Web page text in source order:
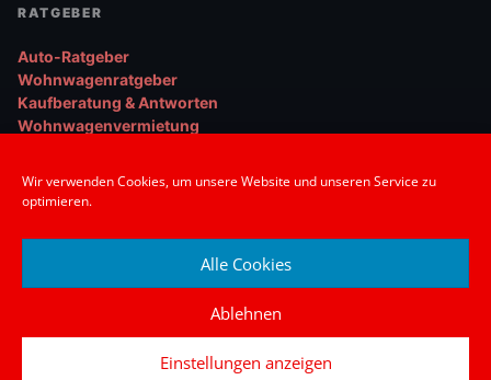
Wir verwenden Cookies, um unsere Website und unseren Service zu
optimieren.
Alle Cookies
Ablehnen
Einstellungen anzeigen
RATGEBER
Auto-Ratgeber
Wohnwagenratgeber
Kaufberatung & Antworten
Wohnwagenvermietung
Über uns
© 2026 Mattis Motors GmbH. Alle Rechte vorbehalten.